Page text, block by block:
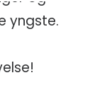
yngste.